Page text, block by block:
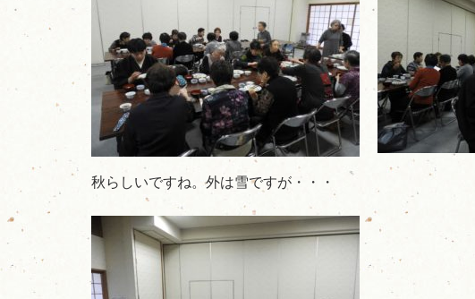
秋らしいですね。外は雪ですが・・・